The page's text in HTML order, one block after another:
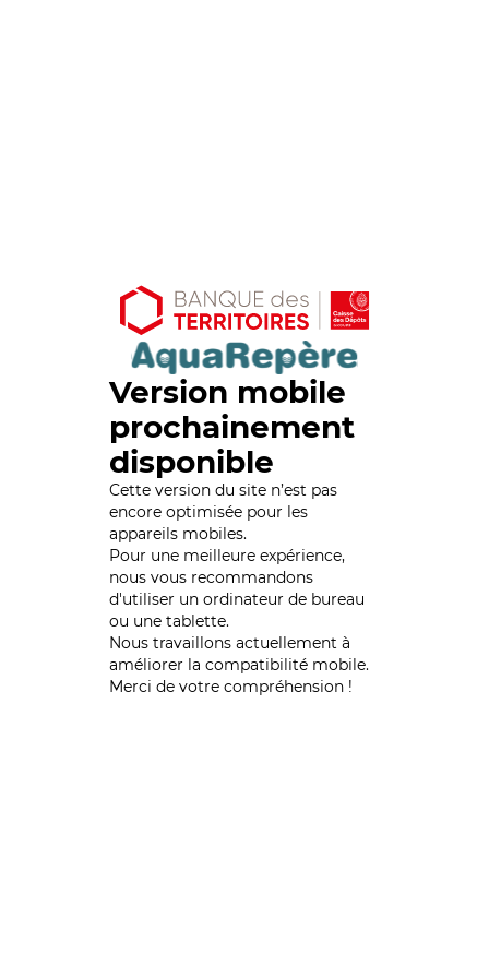
Version mobile
prochainement
disponible
Cette version du site n’est pas
encore optimisée pour les
appareils mobiles.
Pour une meilleure expérience,
nous vous recommandons
d'utiliser un ordinateur de bureau
ou une tablette.
Nous travaillons actuellement à
améliorer la compatibilité mobile.
Merci de votre compréhension !